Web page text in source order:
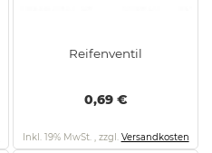
Reifenventil
0,69 €
Inkl. 19% MwSt. , zzgl. Versandkosten